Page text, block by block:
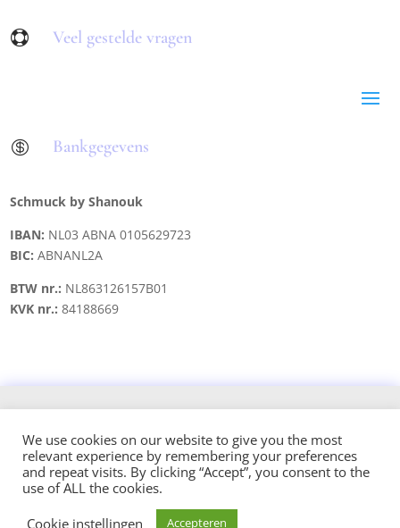
 Veel gestelde vragen
 Bankgegevens
Schmuck by Shanouk
IBAN: NL03 ABNA 0105629723
BIC: ABNANL2A
BTW nr.: NL863126157B01
KVK nr.:84188669
Design and hosted by:
We use cookies on our website to give you the most
relevant experience by remembering your preferences
and repeat visits. By clicking “Accept”, you consent to the
use of ALL the cookies.
Cookie instellingen
Accepteren